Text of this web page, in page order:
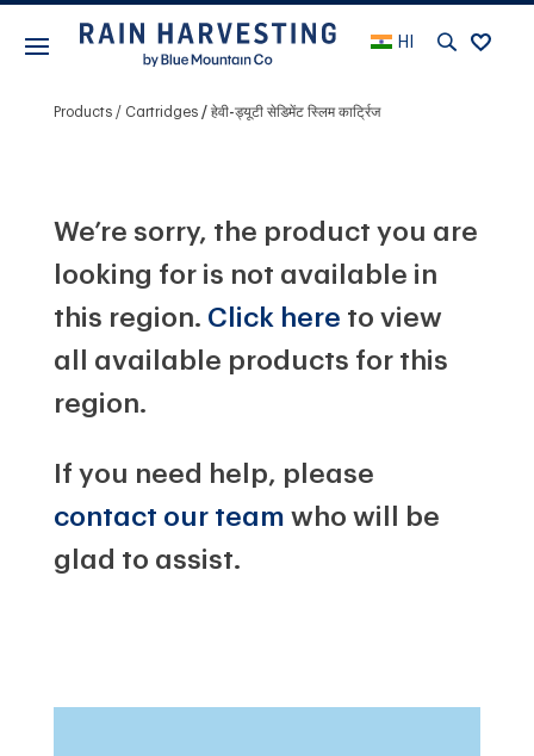
HI
Products Cartridges हेवी-ड्यूटी सेडिमेंट स्लिम कार्ट्रिज
We’re sorry, the product you are
looking for is not available in
this region. Click here to view
all available products for this
region.
If you need help, please
contact our team who will be
glad to assist.